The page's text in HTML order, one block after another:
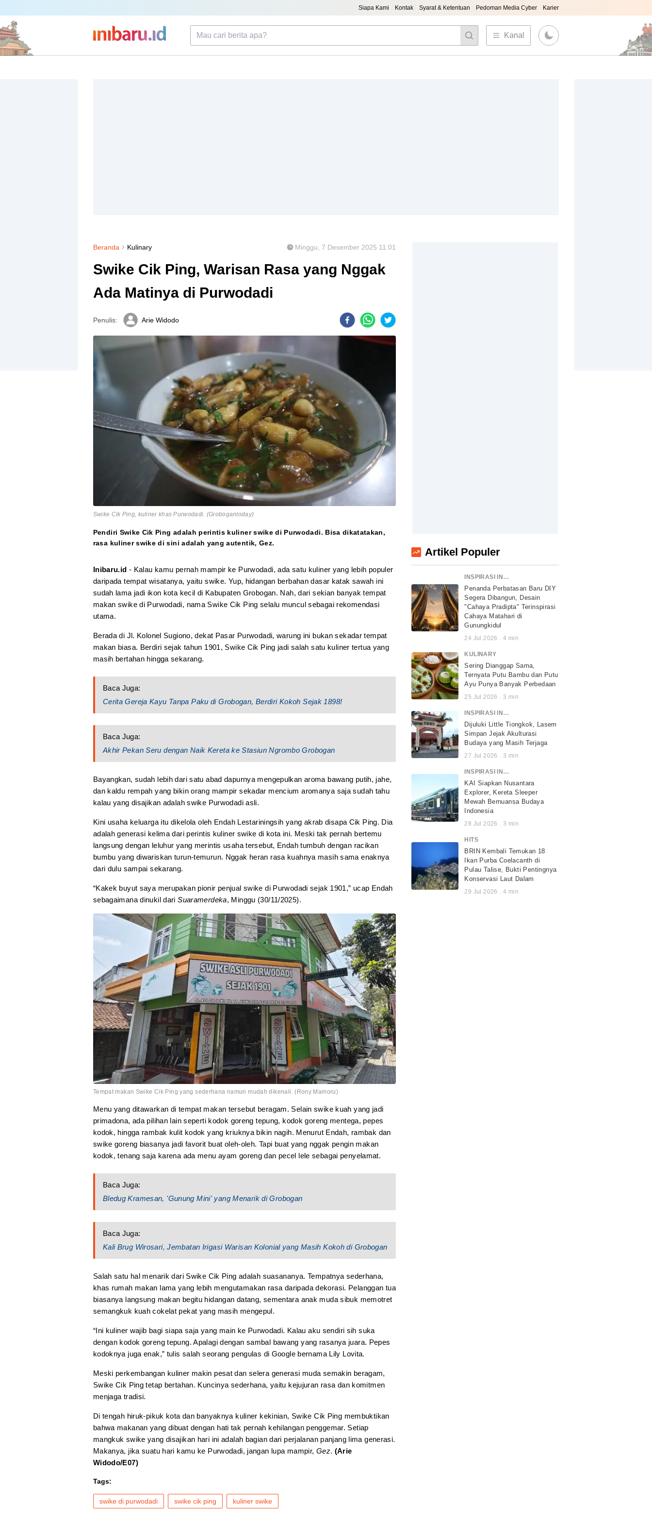
Siapa Kami Kontak Syarat & Ketentuan Pedoman Media Cyber Karier
Kanal
Beranda Kulinary Minggu, 7 Desember 2025 11:01
Swike Cik Ping, Warisan Rasa yang Nggak
Ada Matinya di Purwodadi
Penulis: Arie Widodo
Swike Cik Ping, kuliner khas Purwodadi. (Grobogantoday)
Pendiri Swike Cik Ping adalah perintis kuliner swike di Purwodadi. Bisa dikatatakan,
rasa kuliner swike di sini adalah yang autentik, Gez.
Inibaru.id - Kalau kamu pernah mampir ke Purwodadi, ada satu kuliner yang lebih populer
daripada tempat wisatanya, yaitu swike. Yup, hidangan berbahan dasar katak sawah ini
sudah lama jadi ikon kota kecil di Kabupaten Grobogan. Nah, dari sekian banyak tempat
makan swike di Purwodadi, nama Swike Cik Ping selalu muncul sebagai rekomendasi
utama.
Berada di Jl. Kolonel Sugiono, dekat Pasar Purwodadi, warung ini bukan sekadar tempat
makan biasa. Berdiri sejak tahun 1901, Swike Cik Ping jadi salah satu kuliner tertua yang
masih bertahan hingga sekarang.
Baca Juga:
Cerita Gereja Kayu Tanpa Paku di Grobogan, Berdiri Kokoh Sejak 1898!
Baca Juga:
Akhir Pekan Seru dengan Naik Kereta ke Stasiun Ngrombo Grobogan
Bayangkan, sudah lebih dari satu abad dapurnya mengepulkan aroma bawang putih, jahe,
dan kaldu rempah yang bikin orang mampir sekadar mencium aromanya saja sudah tahu
kalau yang disajikan adalah swike Purwodadi asli.
Kini usaha keluarga itu dikelola oleh Endah Lestariningsih yang akrab disapa Cik Ping. Dia
adalah generasi kelima dari perintis kuliner swike di kota ini. Meski tak pernah bertemu
langsung dengan leluhur yang merintis usaha tersebut, Endah tumbuh dengan racikan
bumbu yang diwariskan turun-temurun. Nggak heran rasa kuahnya masih sama enaknya
dari dulu sampai sekarang.
“Kakek buyut saya merupakan pionir penjual swike di Purwodadi sejak 1901,” ucap Endah
sebagaimana dinukil dariSuaramerdeka, Minggu (30/11/2025).
Tempat makan Swike Cik Ping yang sederhana namun mudah dikenali. (Rony Mamoru)
Menu yang ditawarkan di tempat makan tersebut beragam. Selain swike kuah yang jadi
primadona, ada pilihan lain seperti kodok goreng tepung, kodok goreng mentega, pepes
kodok, hingga rambak kulit kodok yang kriuknya bikin nagih. Menurut Endah, rambak dan
swike goreng biasanya jadi favorit buat oleh-oleh. Tapi buat yang nggak pengin makan
kodok, tenang saja karena ada menu ayam goreng dan pecel lele sebagai penyelamat.
Baca Juga:
Bledug Kramesan, 'Gunung Mini' yang Menarik di Grobogan
Baca Juga:
Kali Brug Wirosari, Jembatan Irigasi Warisan Kolonial yang Masih Kokoh di Grobogan
Salah satu hal menarik dari Swike Cik Ping adalah suasananya. Tempatnya sederhana,
khas rumah makan lama yang lebih mengutamakan rasa daripada dekorasi. Pelanggan tua
biasanya langsung makan begitu hidangan datang, sementara anak muda sibuk memotret
semangkuk kuah cokelat pekat yang masih mengepul.
“Ini kuliner wajib bagi siapa saja yang main ke Purwodadi. Kalau aku sendiri sih suka
dengan kodok goreng tepung. Apalagi dengan sambal bawang yang rasanya juara. Pepes
kodoknya juga enak,” tulis salah seorang pengulas di Google bernama Lily Lovita.
Meski perkembangan kuliner makin pesat dan selera generasi muda semakin beragam,
Swike Cik Ping tetap bertahan. Kuncinya sederhana, yaitu kejujuran rasa dan komitmen
menjaga tradisi.
Di tengah hiruk-pikuk kota dan banyaknya kuliner kekinian, Swike Cik Ping membuktikan
bahwa makanan yang dibuat dengan hati tak pernah kehilangan penggemar. Setiap
mangkuk swike yang disajikan hari ini adalah bagian dari perjalanan panjang lima generasi.
Makanya, jika suatu hari kamu ke Purwodadi, jangan lupa mampir, Gez. (Arie
Widodo/E07)
Tags:
swike di purwodadi swike cik ping kuliner swike
Artikel Populer
INSPIRASI INDONESIA
Penanda Perbatasan Baru DIY
Segera Dibangun, Desain
"Cahaya Pradipta" Terinspirasi
Cahaya Matahari di
Gunungkidul
24 Jul 2026 . 4 min
KULINARY
Sering Dianggap Sama,
Ternyata Putu Bambu dan Putu
Ayu Punya Banyak Perbedaan
25 Jul 2026 . 3 min
INSPIRASI INDONESIA
Dijuluki Little Tiongkok, Lasem
Simpan Jejak Akulturasi
Budaya yang Masih Terjaga
27 Jul 2026 . 3 min
INSPIRASI INDONESIA
KAI Siapkan Nusantara
Explorer, Kereta Sleeper
Mewah Bernuansa Budaya
Indonesia
28 Jul 2026 . 3 min
HITS
BRIN Kembali Temukan 18
Ikan Purba Coelacanth di
Pulau Talise, Bukti Pentingnya
Konservasi Laut Dalam
29 Jul 2026 . 4 min